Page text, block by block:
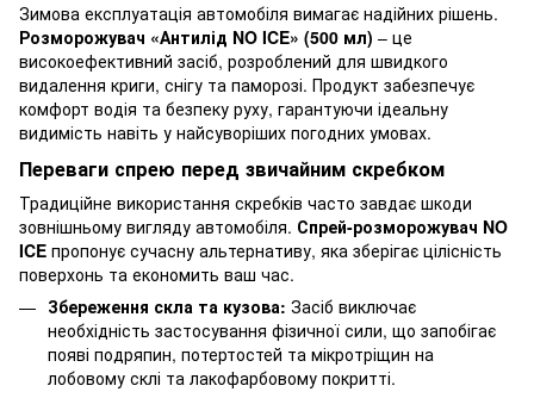
Зимова експлуатація автомобіля вимагає надійних рішень.
Розморожувач «Антилід NO ICE» (500 мл) – це
високоефективний засіб, розроблений для швидкого
видалення криги, снігу та паморозі. Продукт забезпечує
комфорт водія та безпеку руху, гарантуючи ідеальну
видимість навіть у найсуворіших погодних умовах.
Переваги спрею перед звичайним скребком
Традиційне використання скребків часто завдає шкоди
зовнішньому вигляду автомобіля. Спрей-розморожувач NO
ICE пропонує сучасну альтернативу, яка зберігає цілісність
поверхонь та економить ваш час.
Збереження скла та кузова: Засіб виключає
необхідність застосування фізичної сили, що запобігає
появі подряпин, потертостей та мікротріщин на
лобовому склі та лакофарбовому покритті.